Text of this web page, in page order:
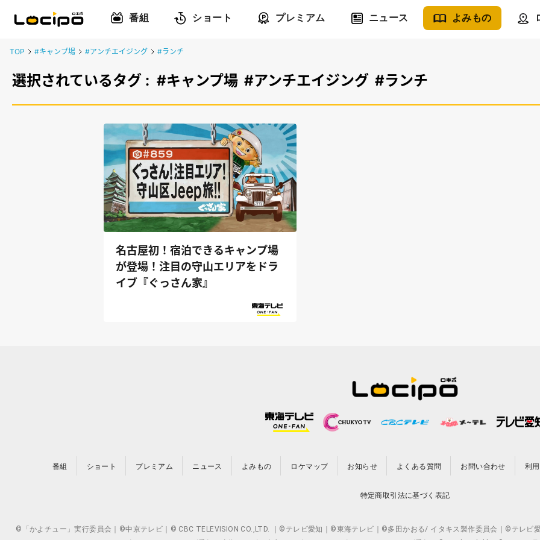
番組 ショート プレミアム ニュース よみもの
TOP #キャンプ場 #アンチエイジング #ランチ
選択されているタグ : #キャンプ場 #アンチエイジング #ランチ
名古屋初！宿泊できるキャンプ場
が登場！注目の守山エリアをドラ
イブ『ぐっさん家』
番組 ショート プレミアム ニュース よみもの ロケマップ お知らせ よくある質問 お問い合わせ 利
特定商取引法に基づく表記
©「かよチュー」実行委員会｜©中京テレビ｜© CBC TELEVISION CO.,LTD. ｜©テレビ愛知｜©東海テレビ｜©多田かおる/ イタキス製作委員会｜©テレビ